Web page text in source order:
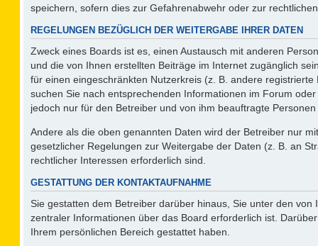
speichern, sofern dies zur Gefahrenabwehr oder zur
REGELUNGEN BEZÜGLICH DER WEITERGABE IHRER DATEN
Zweck eines Boards ist es, einen Austausch mit anderen
und die von Ihnen erstellten Beiträge im Internet zugänglich
für einen eingeschränkten Nutzerkreis (z. B. andere
suchen Sie nach entsprechenden Informationen im Forum
jedoch nur für den Betreiber und von ihm beauftragte
Andere als die oben genannten Daten wird der Betreiber nur
gesetzlicher Regelungen zur Weitergabe der Daten (z. B. an
rechtlicher Interessen erforderlich sind.
GESTATTUNG DER KONTAKTAUFNAHME
Sie gestatten dem Betreiber darüber hinaus, Sie unter den
zentraler Informationen über das Board erforderlich ist.
Ihrem persönlichen Bereich gestattet haben.